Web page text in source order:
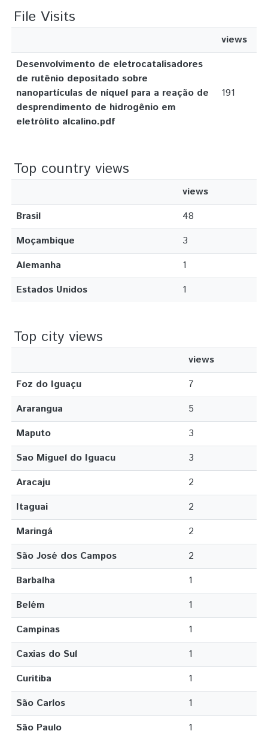
File Visits
views
Desenvolvimento de eletrocatalisadores
de rutênio depositado sobre
nanopartículas de níquel para a reação de
desprendimento de hidrogênio em
eletrólito alcalino.pdf
191
Top country views
views
Brasil
48
Moçambique
3
Alemanha
1
Estados Unidos
1
Top city views
views
Foz do Iguaçu
7
Ararangua
5
Maputo
3
Sao Miguel do Iguacu
3
Aracaju
2
Itaguai
2
Maringá
2
São José dos Campos
2
Barbalha
1
Belém
1
Campinas
1
Caxias do Sul
1
Curitiba
1
São Carlos
1
São Paulo
1